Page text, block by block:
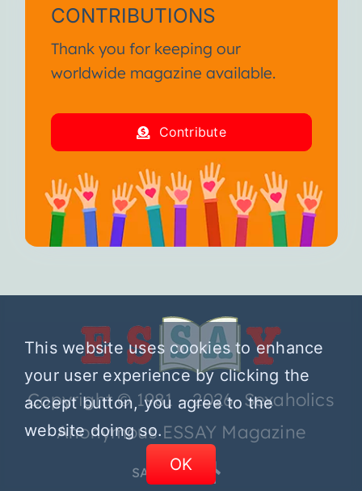
CONTRIBUTIONS
Thank you for keeping our
worldwide magazine available.
Contribute
Copyright © 1981 – 2026 Sexaholics
Anonymous ESSAY Magazine
SA.ORG
This website uses cookies to enhance
your user experience by clicking the
accept button, you agree to the
website doing so.
OK